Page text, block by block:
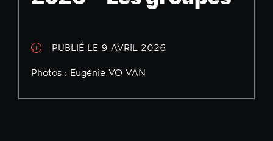
PUBLIÉ LE 9 AVRIL 2026
Photos : Eugénie VO VAN